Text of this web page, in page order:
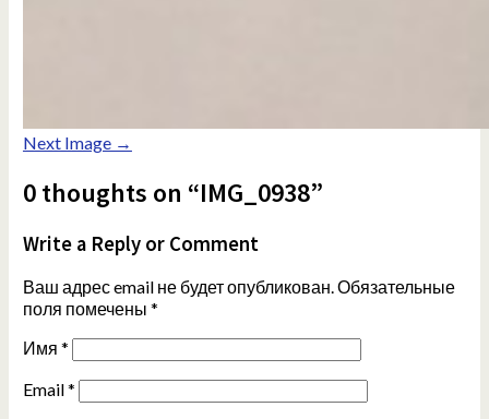
Next Image →
0 thoughts on “IMG_0938”
Write a Reply or Comment
Ваш адрес email не будет опубликован.Обязательные
поля помечены *
Имя *
Email*